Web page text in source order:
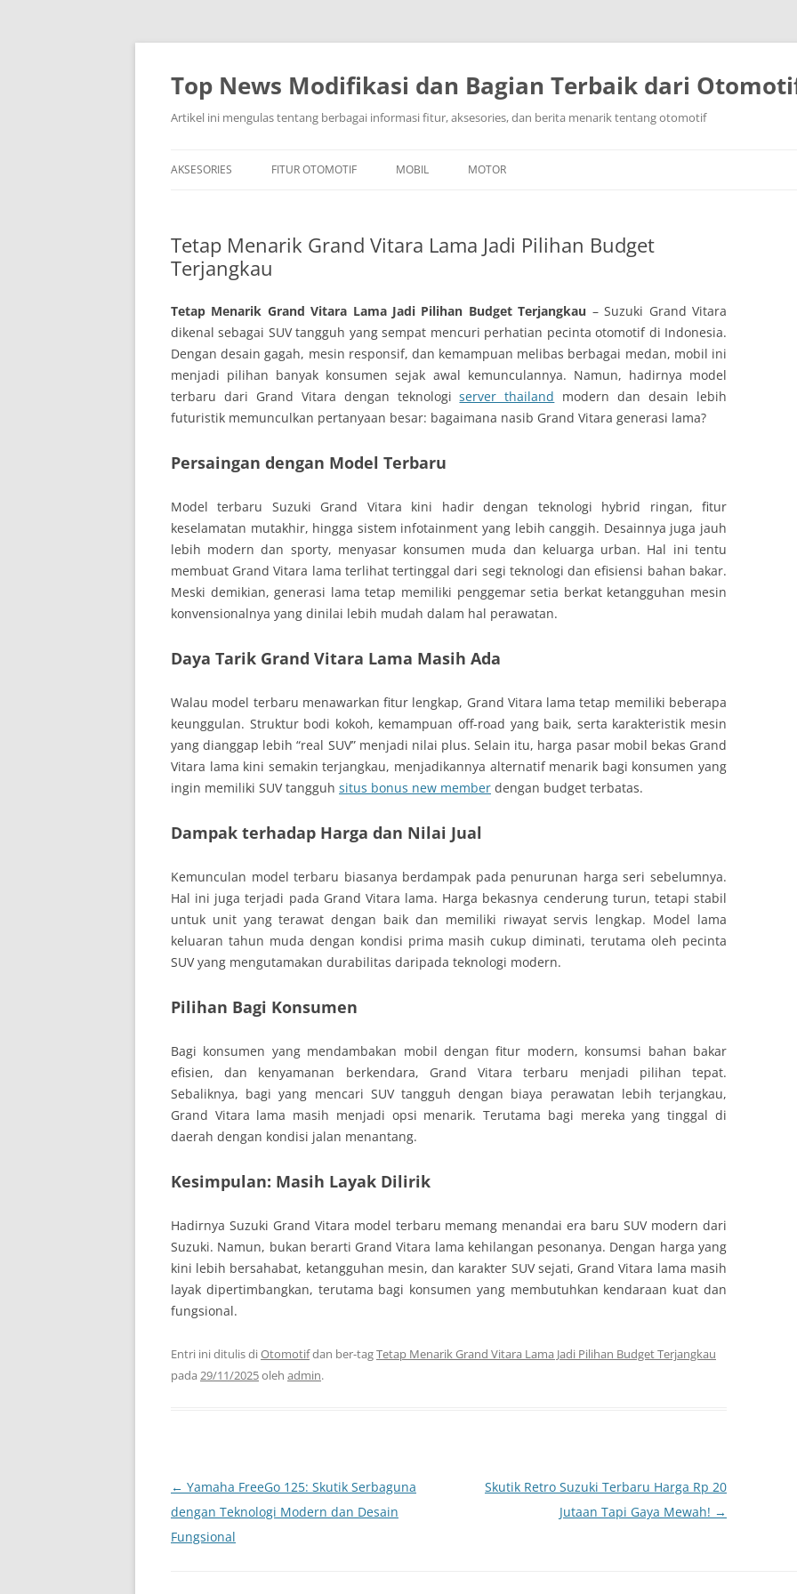
Top News Modifikasi dan Bagian Terbaik dari
Artikel ini mengulas tentang berbagai informasi fitur, aksesories, dan berita menarik tentang otomotif
AKSESORIES FITUR OTOMOTIF MOBIL MOTOR
Tetap Menarik Grand Vitara Lama Jadi Pilihan Budget
Terjangkau
Tetap Menarik Grand Vitara Lama Jadi Pilihan Budget Terjangkau – Suzuki Grand Vitara
dikenal sebagai SUV tangguh yang sempat mencuri perhatian pecinta otomotif di Indonesia.
Dengan desain gagah, mesin responsif, dan kemampuan melibas berbagai medan, mobil ini
menjadi pilihan banyak konsumen sejak awal kemunculannya. Namun, hadirnya model
terbaru dari Grand Vitara dengan teknologiserver thailand modern dan desain lebih
futuristik memunculkan pertanyaan besar: bagaimana nasib Grand Vitara generasi lama?
Persaingan dengan Model Terbaru
Model terbaru Suzuki Grand Vitara kini hadir dengan teknologi hybrid ringan, fitur
keselamatan mutakhir, hingga sistem infotainment yang lebih canggih. Desainnya juga jauh
lebih modern dan sporty, menyasar konsumen muda dan keluarga urban. Hal ini tentu
membuat Grand Vitara lama terlihat tertinggal dari segi teknologi dan efisiensi bahan bakar.
Meski demikian, generasi lama tetap memiliki penggemar setia berkat ketangguhan mesin
konvensionalnya yang dinilai lebih mudah dalam hal perawatan.
Daya Tarik Grand Vitara Lama Masih Ada
Walau model terbaru menawarkan fitur lengkap, Grand Vitara lama tetap memiliki beberapa
keunggulan. Struktur bodi kokoh, kemampuan off-road yang baik, serta karakteristik mesin
yang dianggap lebih “real SUV” menjadi nilai plus. Selain itu, harga pasar mobil bekas Grand
Vitara lama kini semakin terjangkau, menjadikannya alternatif menarik bagi konsumen yang
ingin memiliki SUV tangguh situs bonus new member dengan budget terbatas.
Dampak terhadap Harga dan Nilai Jual
Kemunculan model terbaru biasanya berdampak pada penurunan harga seri sebelumnya.
Hal ini juga terjadi pada Grand Vitara lama. Harga bekasnya cenderung turun, tetapi stabil
untuk unit yang terawat dengan baik dan memiliki riwayat servis lengkap. Model lama
keluaran tahun muda dengan kondisi prima masih cukup diminati, terutama oleh pecinta
SUV yang mengutamakan durabilitas daripada teknologi modern.
Pilihan Bagi Konsumen
Bagi konsumen yang mendambakan mobil dengan fitur modern, konsumsi bahan bakar
efisien, dan kenyamanan berkendara, Grand Vitara terbaru menjadi pilihan tepat.
Sebaliknya, bagi yang mencari SUV tangguh dengan biaya perawatan lebih terjangkau,
Grand Vitara lama masih menjadi opsi menarik. Terutama bagi mereka yang tinggal di
daerah dengan kondisi jalan menantang.
Kesimpulan: Masih Layak Dilirik
Hadirnya Suzuki Grand Vitara model terbaru memang menandai era baru SUV modern dari
Suzuki. Namun, bukan berarti Grand Vitara lama kehilangan pesonanya. Dengan harga yang
kini lebih bersahabat, ketangguhan mesin, dan karakter SUV sejati, Grand Vitara lama masih
layak dipertimbangkan, terutama bagi konsumen yang membutuhkan kendaraan kuat dan
fungsional.
Entri ini ditulis diOtomotifdan ber-tagTetap Menarik Grand Vitara Lama Jadi Pilihan Budget Terjangkau
pada 29/11/2025oleh admin.
Navigasi
Tulisan
← Yamaha FreeGo 125: Skutik Serbaguna
dengan Teknologi Modern dan Desain
Fungsional
Skutik Retro Suzuki Terbaru Harga Rp 20
Jutaan Tapi Gaya Mewah! →